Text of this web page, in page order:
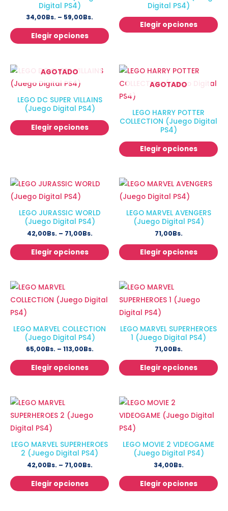
Digital PS4)
34,00Bs. – 59,00Bs.
Elegir opciones
Digital PS4)
Elegir opciones
AGOTADO
LEGO DC SUPER VILLAINS
(Juego Digital PS4)
Elegir opciones
AGOTADO
LEGO HARRY POTTER
COLLECTION (Juego Digital
PS4)
Elegir opciones
LEGO JURASSIC WORLD
(Juego Digital PS4)
42,00Bs. – 71,00Bs.
Elegir opciones
LEGO MARVEL AVENGERS
(Juego Digital PS4)
71,00Bs.
Elegir opciones
LEGO MARVEL COLLECTION
(Juego Digital PS4)
65,00Bs. – 113,00Bs.
Elegir opciones
LEGO MARVEL SUPERHEROES
1 (Juego Digital PS4)
71,00Bs.
Elegir opciones
LEGO MARVEL SUPERHEROES
2 (Juego Digital PS4)
42,00Bs. – 71,00Bs.
Elegir opciones
LEGO MOVIE 2 VIDEOGAME
(Juego Digital PS4)
34,00Bs.
Elegir opciones